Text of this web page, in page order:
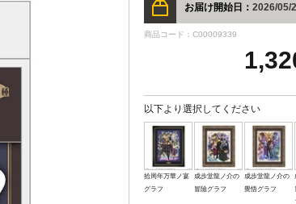
お届け開始日： 2026/05/
商品コード：C00009339
以下より選択してください
拾周年万華ノ宴
グラフ
成歩堂龍ノ介の
冒險グラフ
成歩堂龍ノ介の
覺悟グラフ